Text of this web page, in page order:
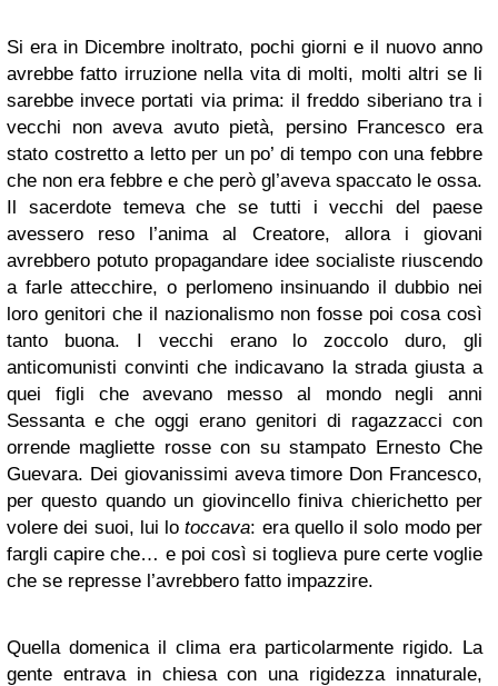
Si era in Dicembre inoltrato, pochi giorni e il nuovo anno
avrebbe fatto irruzione nella vita di molti, molti altri se li
sarebbe invece portati via prima: il freddo siberiano tra i
vecchi non aveva avuto pietà, persino Francesco era
stato costretto a letto per un po’ di tempo con una febbre
che non era febbre e che però gl’aveva spaccato le ossa.
Il sacerdote temeva che se tutti i vecchi del paese
avessero reso l’anima al Creatore, allora i giovani
avrebbero potuto propagandare idee socialiste riuscendo
a farle attecchire, o perlomeno insinuando il dubbio nei
loro genitori che il nazionalismo non fosse poi cosa così
tanto buona. I vecchi erano lo zoccolo duro, gli
anticomunisti convinti che indicavano la strada giusta a
quei figli che avevano messo al mondo negli anni
Sessanta e che oggi erano genitori di ragazzacci con
orrende magliette rosse con su stampato Ernesto Che
Guevara. Dei giovanissimi aveva timore Don Francesco,
per questo quando un giovincello finiva chierichetto per
volere dei suoi, lui lotoccava: era quello il solo modo per
fargli capire che… e poi così si toglieva pure certe voglie
che se represse l’avrebbero fatto impazzire.
Quella domenica il clima era particolarmente rigido. La
gente entrava in chiesa con una rigidezza innaturale,